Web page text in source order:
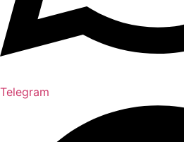
Telegram